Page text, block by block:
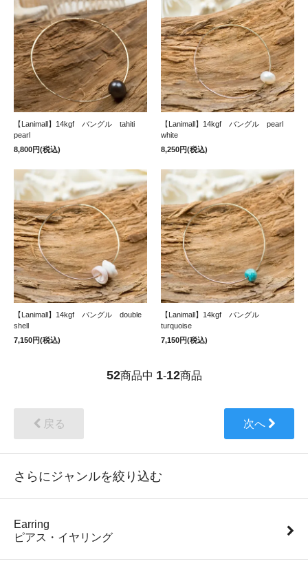
【Lanimall】14kgf バングル tahiti
pearl
8,800円(税込)
【Lanimall】14kgf バングル pearl
white
8,250円(税込)
【Lanimall】14kgf バングル double
shell
7,150円(税込)
【Lanimall】14kgf バングル
turquoise
7,150円(税込)
52商品中 1-12商品
戻る 次へ
さらにジャンルを絞り込む
Earring
ピアス・イヤリング